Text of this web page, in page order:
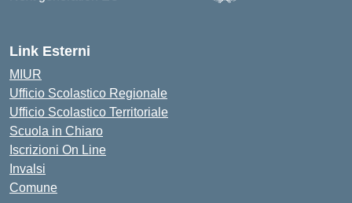
Link Esterni
MIUR
Ufficio Scolastico Regionale
Ufficio Scolastico Territoriale
Scuola in Chiaro
Iscrizioni On Line
Invalsi
Comune